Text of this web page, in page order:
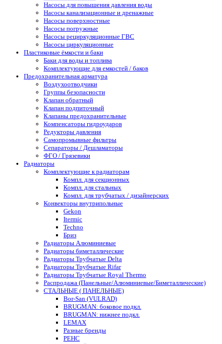
Насосы для повышения давления воды
Насосы канализационные и дренажные
Насосы поверхностные
Насосы погружные
Насосы рециркуляционные ГВС
Насосы циркуляционные
Пластиковые ёмкости и баки
Баки для воды и топлива
Комплектующие для емкостей / баков
Предохранительная арматура
Воздухоотводчики
Группы безопасности
Клапан обратный
Клапан подпиточный
Клапаны предохранительные
Компенсаторы гидроударов
Редукторы давления
Самопромывные фильтры
Сепараторы / Дешламаторы
ФГО / Грязевики
Радиаторы
Комплектующие к радиаторам
Компл. для секционных
Компл. для стальных
Компл. для трубчатых / дизайнерских
Конвекторы внутрипольные
Gekon
Itermic
Techno
Бриз
Радиаторы Алюминиевые
Радиаторы биметаллические
Радиаторы Трубчатые Delta
Радиаторы Трубчатые Rifar
Радиаторы Трубчатые Royal Thermo
Распродажа (Панельные/Алюминиевые/Биметаллические)
СТАЛЬНЫЕ ( ПАНЕЛЬНЫЕ)
Bor-San (VULRAD)
BRUGMAN: боковое подкл.
BRUGMAN: нижнее подкл.
LEMAX
Разные бренды
РЕНС